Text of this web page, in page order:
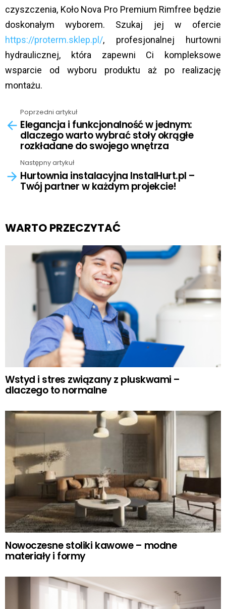
czyszczenia, Koło Nova Pro Premium Rimfree będzie
doskonałym wyborem. Szukaj jej w ofercie
https://proterm.sklep.pl/, profesjonalnej hurtowni
hydraulicznej, która zapewni Ci kompleksowe
wsparcie od wyboru produktu aż po realizację
montażu.
more
Poprzedni artykuł
Elegancja i funkcjonalność w jednym:
dlaczego warto wybrać stoły okrągłe
rozkładane do swojego wnętrza
Następny artykuł
Hurtownia instalacyjna InstalHurt.pl –
Twój partner w każdym projekcie!
WARTO PRZECZYTAĆ
Wstyd i stres związany z pluskwami –
dlaczego to normalne
Nowoczesne stoliki kawowe – modne
materiały i formy